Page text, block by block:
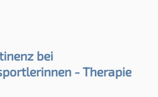
bei
- Therapie